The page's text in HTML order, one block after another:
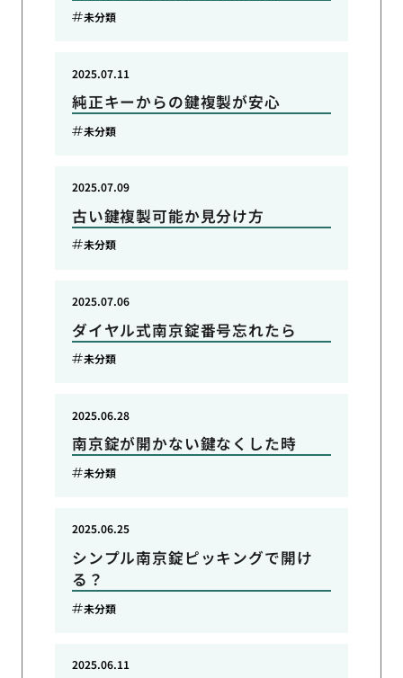
未分類
純正キーからの鍵複製が安心
2025.07.11
未分類
古い鍵複製可能か見分け方
2025.07.09
未分類
ダイヤル式南京錠番号忘れたら
2025.07.06
未分類
南京錠が開かない鍵なくした時
2025.06.28
未分類
シンプル南京錠ピッキングで開け
る？
2025.06.25
未分類
2025.06.11